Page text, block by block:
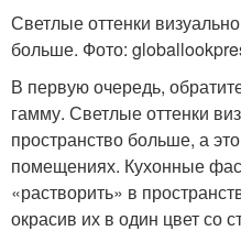
Светлые оттенки
больше. Фото:
В первую очередь,
гамму. Светлые оттенки
пространство больше, а
помещениях. Кухонные
«растворить» в
окрасив их в один цвет со